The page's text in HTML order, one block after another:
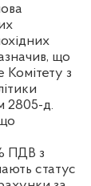
що
Комітету з
2805-д.
ПДВ з
статус